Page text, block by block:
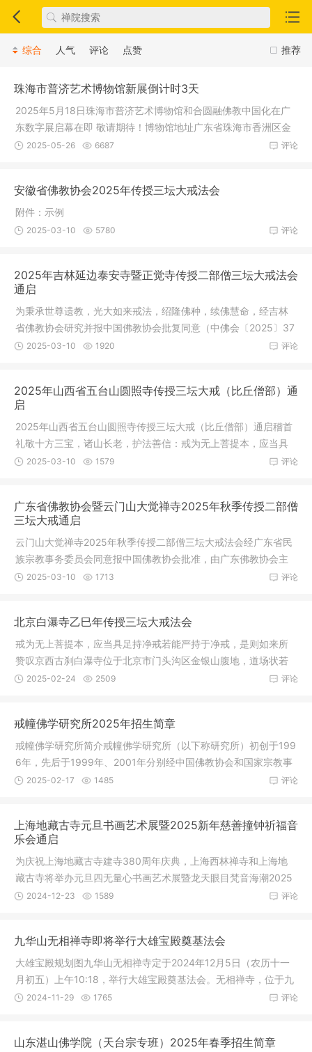
推荐
综合 人气 评论 点赞
珠海市普济艺术博物馆新展倒计时3天
2025年5月18日珠海市普济艺术博物馆和合圆融佛教中国化在广
东数字展启幕在即 敬请期待！博物馆地址广东省珠海市香洲区金
凤路1888
评论
2025-05-26 6687
安徽省佛教协会2025年传授三坛大戒法会
附件：示例
评论
2025-03-10 5780
2025年吉林延边泰安寺暨正觉寺传授二部僧三坛大戒法会
通启
为秉承世尊遗教，光大如来戒法，绍隆佛种，续佛慧命，经吉林
省佛教协会研究并报中国佛教协会批复同意（中佛会〔2025〕37
号），兹
评论
2025-03-10 1920
2025年山西省五台山圆照寺传授三坛大戒（比丘僧部）通
启
2025年山西省五台山圆照寺传授三坛大戒（比丘僧部）通启稽首
礼敬十方三宝，诸山长老，护法善信：戒为无上菩提本，应当具
足持净戒
评论
2025-03-10 1579
广东省佛教协会暨云门山大觉禅寺2025年秋季传授二部僧
三坛大戒通启
云门山大觉禅寺2025年秋季传授二部僧三坛大戒法会经广东省民
族宗教事务委员会同意报中国佛教协会批准，由广东佛教协会主
办，云门
评论
2025-03-10 1713
北京白瀑寺乙巳年传授三坛大戒法会
戒为无上菩提本，应当具足持净戒若能严持于净戒，是则如来所
赞叹京西古刹白瀑寺位于北京市门头沟区金银山腹地，道场状若
莲台中央
评论
2025-02-24 2509
戒幢佛学研究所2025年招生简章
戒幢佛学研究所简介戒幢佛学研究所（以下称研究所）初创于199
6年，先后于1999年、2001年分别经中国佛教协会和国家宗教事
务局批准
评论
2025-02-17 1485
上海地藏古寺元旦书画艺术展暨2025新年慈善撞钟祈福音
乐会通启
为庆祝上海地藏古寺建寺380周年庆典，上海西林禅寺和上海地
藏古寺将举办元旦四无量心书画艺术展暨龙天眼目梵音海潮2025
新年慈善
评论
2024-12-23 1589
九华山无相禅寺即将举行大雄宝殿奠基法会
大雄宝殿规划图九华山无相禅寺定于2024年12月5日（农历十一
月初五）上午10:18，举行大雄宝殿奠基法会。无相禅寺，位于九
华山风景
评论
2024-11-29 1765
山东湛山佛学院（天台宗专班）2025年春季招生简章